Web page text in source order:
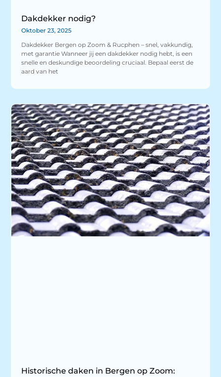
Dakdekker nodig?
Oktober 23, 2025
Dakdekker Bergen op Zoom & Rucphen – snel, vakkundig,
met garantie Wanneer jij een dakdekker nodig hebt, is een
snelle en deskundige beoordeling cruciaal. Bepaal eerst de
aard van het
Historische daken in Bergen op Zoom: